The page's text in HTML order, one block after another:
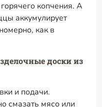
копчения. А
аккумулирует
как в
доски из
и подачи.
смазать мясо или